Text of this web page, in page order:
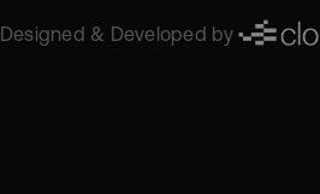
Designed & Developed by